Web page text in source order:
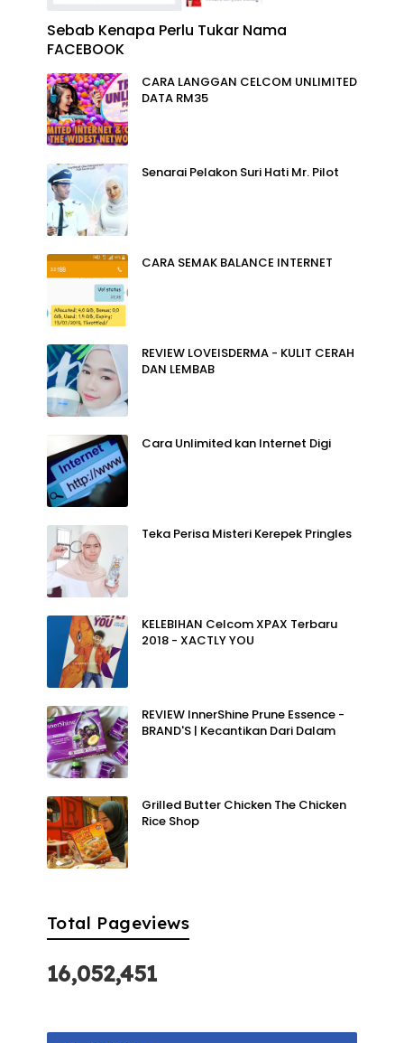
Sebab Kenapa Perlu Tukar Nama
FACEBOOK
CARA LANGGAN CELCOM UNLIMITED
DATA RM35
Senarai Pelakon Suri Hati Mr. Pilot
CARA SEMAK BALANCE INTERNET
REVIEW LOVEISDERMA - KULIT CERAH
DAN LEMBAB
Cara Unlimited kan Internet Digi
Teka Perisa Misteri Kerepek Pringles
KELEBIHAN Celcom XPAX Terbaru
2018 - XACTLY YOU
REVIEW InnerShine Prune Essence -
BRAND'S | Kecantikan Dari Dalam
Grilled Butter Chicken The Chicken
Rice Shop
Total Pageviews
16,052,451